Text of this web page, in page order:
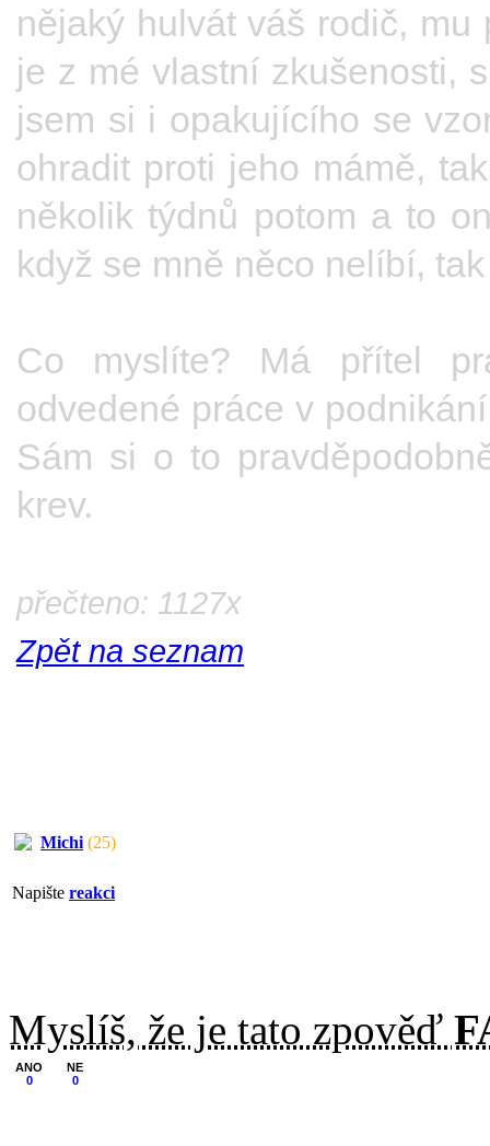
nějaký hulvát váš rodič,
je z mé vlastní zkušenosti,
jsem si i opakujícího se
ohradit proti jeho mámě,
několik týdnů potom a to
když se mně něco nelíbí,
Co myslíte? Má přítel
odvedené práce v
Sám si o to
krev.
přečteno: 1127x
Zpět na seznam
Michi (25)
Napište reakci
Myslíš, že je tato zpověď
ANO
0
NE
0